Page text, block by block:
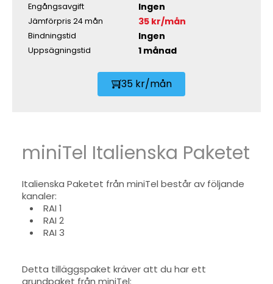
Engångsavgift
Ingen
Jämförpris 24 mån 35 kr/mån
Bindningstid Ingen
Uppsägningstid 1 månad
35 kr/mån
miniTel Italienska Paketet
Italienska Paketet från miniTel består av följande
kanaler:
RAI 1
RAI 2
RAI 3
Detta tilläggspaket kräver att du har ett
grundpaket från miniTel: